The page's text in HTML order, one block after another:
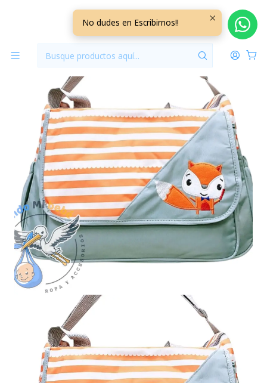
Inicio Pañaleras
Bolso Maternal Con Cambiador Gris/Naranjo Zorrito
No dudes en Escribirnos!!